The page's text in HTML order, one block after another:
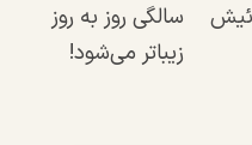
سالگی روز به روز
زیباتر می‌شود!